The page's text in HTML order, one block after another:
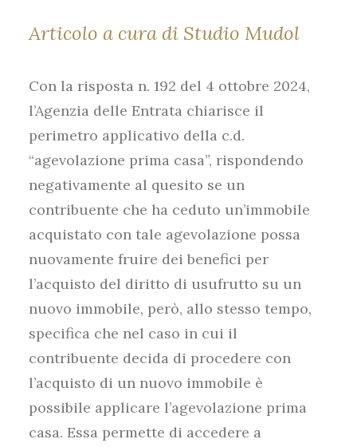
Articolo a cura di Studio Mudol
Con la risposta n. 192 del 4 ottobre 2024,
l’Agenzia delle Entrata chiarisce il
perimetro applicativo della c.d.
“agevolazione prima casa”, rispondendo
negativamente al quesito se un
contribuente che ha ceduto un’immobile
acquistato con tale agevolazione possa
nuovamente fruire dei benefici per
l’acquisto del diritto di usufrutto su un
nuovo immobile, però, allo stesso tempo,
specifica che nel caso in cui il
contribuente decida di procedere con
l’acquisto di un nuovo immobile è
possibile applicare l’agevolazione prima
casa. Essa permette di accedere a